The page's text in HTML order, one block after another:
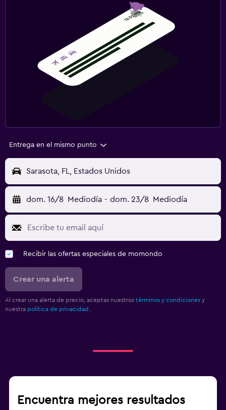
Entrega en el mismo punto
Sarasota, FL, Estados Unidos
dom. 16/8 Mediodía - dom. 23/8 Mediodía
Recibir las ofertas especiales de momondo
Crear una alerta
Al crear una alerta de precio, aceptas nuestros términos y condiciones y
nuestra política de privacidad.
Encuentra mejores resultados